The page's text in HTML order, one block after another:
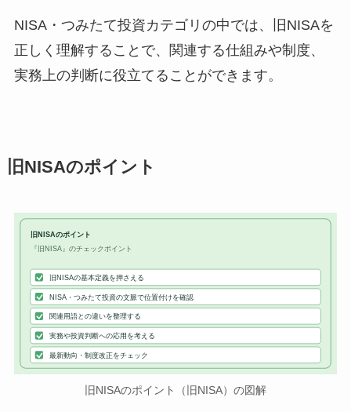
NISA・つみたて投資カテゴリの中では、旧NISAを
正しく理解することで、関連する仕組みや制度、
実務上の判断に役立てることができます。
旧NISAのポイント
旧NISAのポイント
『旧NISA』のチェックポイント
旧NISAの基本定義を押さえる
NISA・つみたて投資の文脈で位置付けを確認
関連用語との違いを整理する
実務や投資判断への応用を考える
最新動向・制度改正をチェック
旧NISAのポイント（旧NISA）の図解